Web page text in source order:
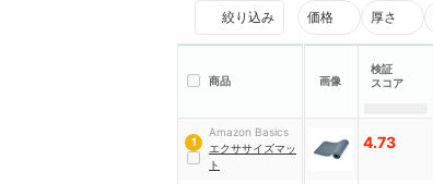
絞り込み 価格 厚さ
商品 画像
検証
スコア
1
Amazon Basics
エクササイズマッ
ト
4.73